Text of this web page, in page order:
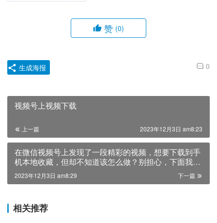
赞 (0)
0
生成海报
视频号上视频下载
上一篇 2023年12月3日 am8:23
在微信视频号上发现了一段精彩的视频，想要下载到手
机本地收藏，但却不知道该怎么做？别担心，下面我们
就来一起探讨一下，在自己微信视频号上的视频如何下
载。首先，目前微信视频号暂不提供视频下载功能，但
方视频下载工具1. 打开微信，找到想要下载的视频，在
下一篇
2023年12月3日 am8:29
相关推荐